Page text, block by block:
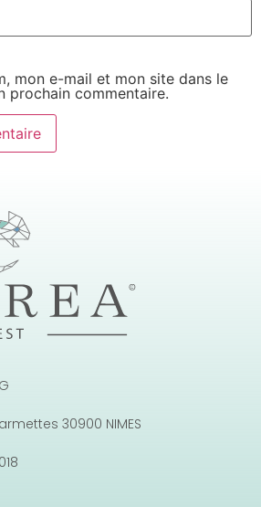
mon e-mail et mon site dans le
prochain commentaire.
30900 NIMES